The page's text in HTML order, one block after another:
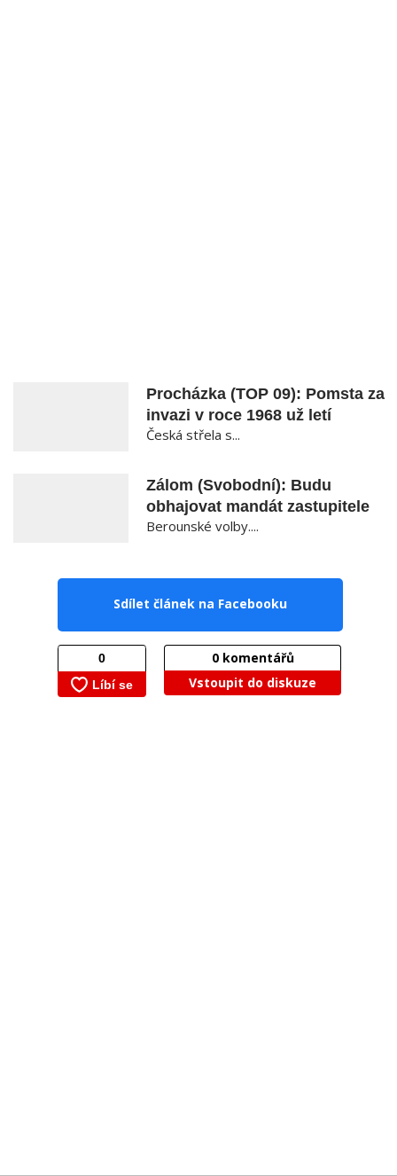
Procházka (TOP 09): Pomsta za
invazi v roce 1968 už letí
Česká střela s...
Zálom (Svobodní): Budu
obhajovat mandát zastupitele
Berounské volby....
Sdílet článek na Facebooku
0komentářů
Vstoupit do diskuze